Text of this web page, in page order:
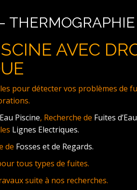
THERMOGRAPHIE
AVEC
pour détecter vos problèmes de
Piscine, Recherche de Fuites
Lignes Electriques.
de Fosses et de Regards.
tous types de fuites.
suite à nos recherches.